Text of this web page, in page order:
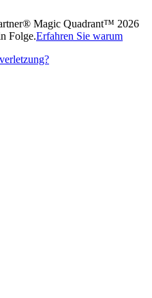
Magic Quadrant™ 2026
Folge.Erfahren Sie warum